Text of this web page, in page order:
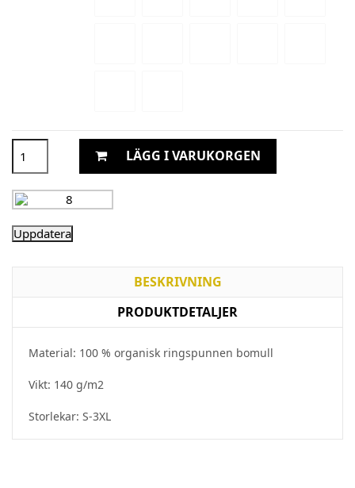
LÄGG I VARUKORGEN
BESKRIVNING
PRODUKTDETALJER
Material: 100 % organisk ringspunnen bomull
Vikt: 140 g/m2
Storlekar: S-3XL